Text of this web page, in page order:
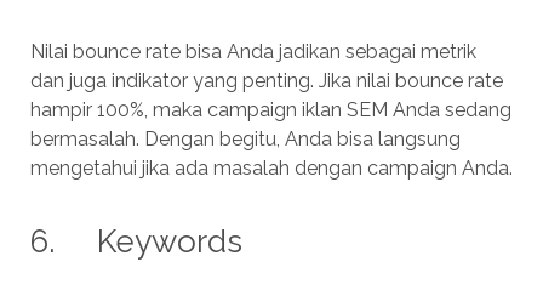
Nilai bounce rate bisa Anda jadikan sebagai metrik
dan juga indikator yang penting. Jika nilai bounce rate
hampir 100%, maka campaign iklan SEM Anda sedang
bermasalah. Dengan begitu, Anda bisa langsung
mengetahui jika ada masalah dengan campaign Anda.
6. Keywords